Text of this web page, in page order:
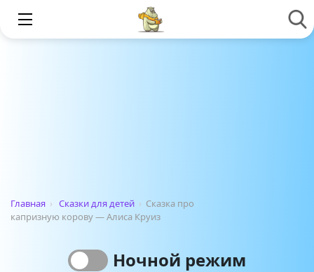
Главная › Сказки для детей › Сказка про
капризную корову — Алиса Круиз
Ночной режим